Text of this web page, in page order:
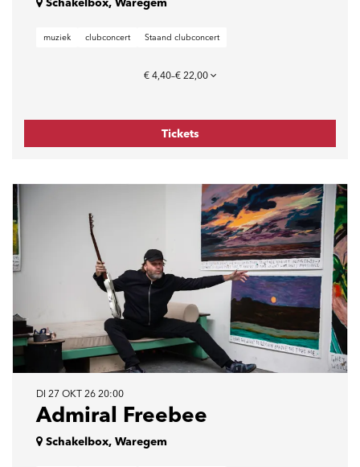
Schakelbox, Waregem
muziek clubconcert Staand clubconcert
€ 4,40–€ 22,00
Tickets
Admiral Freebee
DI 27 OKT 26 20:00
Schakelbox, Waregem